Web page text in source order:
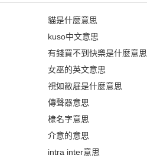
貓是什麼意思
kuso中文意思
有錢買不到快樂是什麼意思
女巫的英文意思
視如敝屣是什麼意思
傳聲器意思
棣名字意思
介意的意思
intra inter意思